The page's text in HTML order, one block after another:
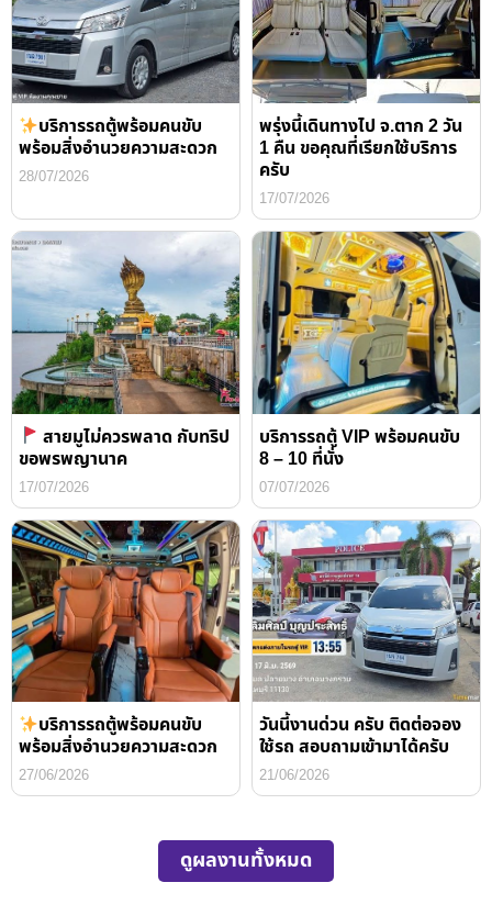
บริการรถตู้พร้อมคนขับ
พร้อมสิ่งอำนวยความสะดวก
28/07/2026
พรุ่งนี้เดินทางไป จ.ตาก 2 วัน
1 คืน ขอคุณที่เรียกใช้บริการ
ครับ
17/07/2026
สายมูไม่ควรพลาด กับทริป
ขอพรพญานาค
17/07/2026
บริการรถตู้ VIP พร้อมคนขับ
8 – 10 ที่นั่ง
07/07/2026
บริการรถตู้พร้อมคนขับ
พร้อมสิ่งอำนวยความสะดวก
27/06/2026
วันนี้งานด่วน ครับ ติดต่อจอง
ใช้รถ สอบถามเข้ามาได้ครับ
21/06/2026
ดูผลงานทั้งหมด